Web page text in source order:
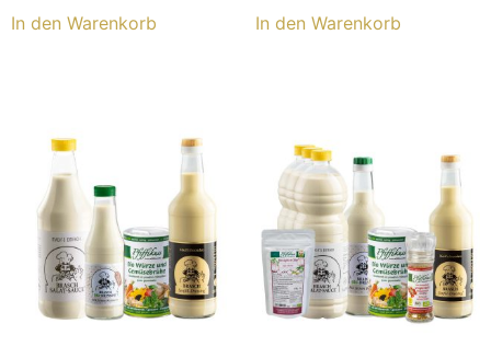
In den Warenkorb In den Warenkorb